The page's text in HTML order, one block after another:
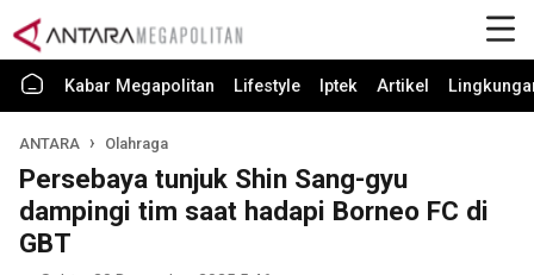
Kabar Megapolitan Lifestyle Iptek Artikel
ANTARA Olahraga
Persebaya tunjuk Shin Sang-gyu
dampingi tim saat hadapi Borneo FC di
GBT